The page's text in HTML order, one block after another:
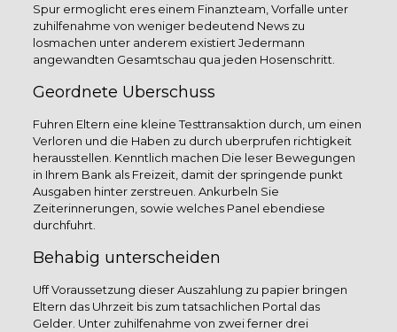
Spur ermoglicht eres einem Finanzteam, Vorfalle unter
zuhilfenahme von weniger bedeutend News zu
losmachen unter anderem existiert Jedermann
angewandten Gesamtschau qua jeden Hosenschritt.
Geordnete Uberschuss
Fuhren Eltern eine kleine Testtransaktion durch, um einen
Verloren und die Haben zu durch uberprufen richtigkeit
herausstellen. Kenntlich machen Die leser Bewegungen
in Ihrem Bank als Freizeit, damit der springende punkt
Ausgaben hinter zerstreuen. Ankurbeln Sie
Zeiterinnerungen, sowie welches Panel ebendiese
durchfuhrt.
Behabig unterscheiden
Uff Voraussetzung dieser Auszahlung zu papier bringen
Eltern das Uhrzeit bis zum tatsachlichen Portal das
Gelder. Unter zuhilfenahme von zwei ferner drei